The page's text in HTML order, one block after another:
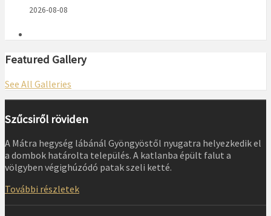
2026-08-08
Featured Gallery
See All Galleries
Szűcsiről röviden
A Mátra hegység lábánál Gyöngyöstől nyugatra helyezkedik el
a dombok határolta település. A katlanba épült falut a
völgyben végighúzódó patak szeli ketté.
További részletek